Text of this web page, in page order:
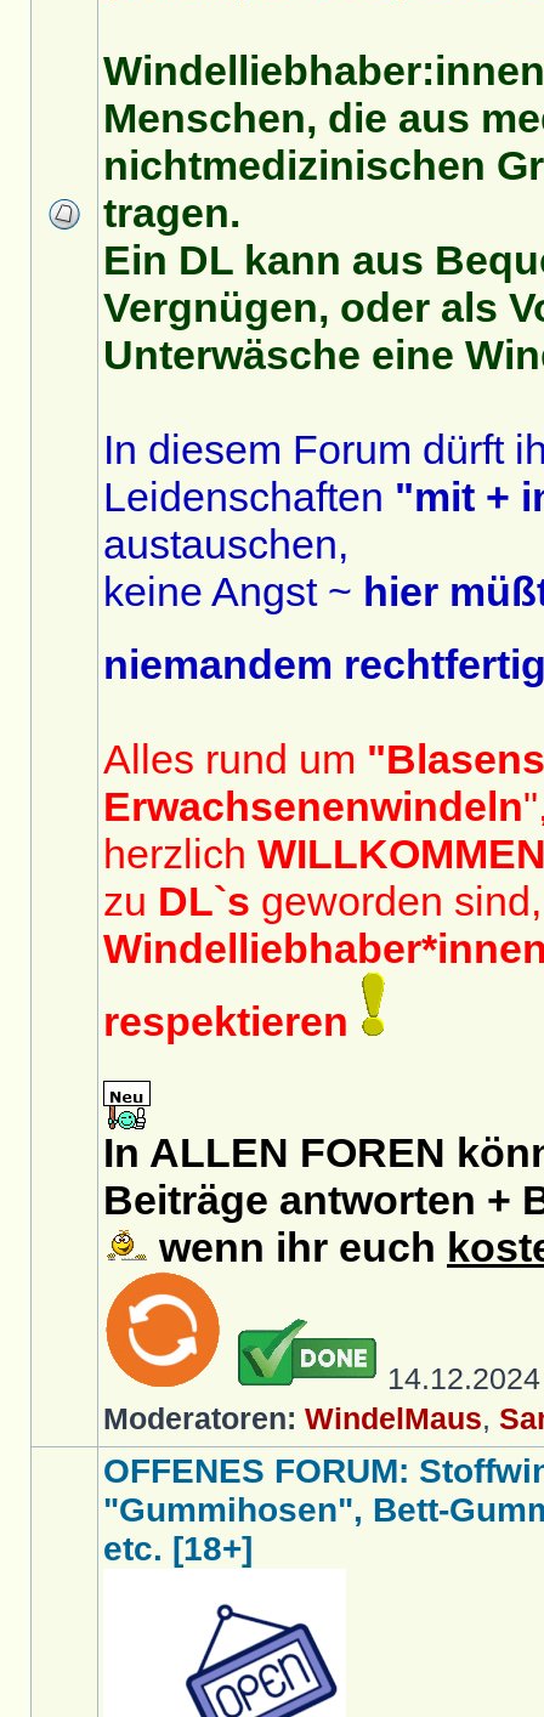
Menschen, die aus
nichtmedizinischen
tragen.
Ein DL kann aus
Vergnügen, oder als
Unterwäsche eine
In diesem Forum dürft
Leidenschaften "mit +
austauschen,
keine Angst ~ hier
niemandem
Alles rund um
Erwachsenenwindeln
herzlich
zu DL`s geworden
respektieren
In ALLEN FOREN
Beiträge antworten +
wenn ihr euch
Moderatoren: WindelMaus,
OFFENES FORUM:
"Gummihosen", Bett-
etc. [18+]